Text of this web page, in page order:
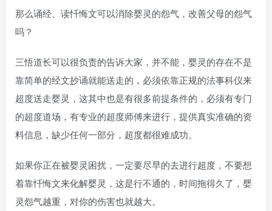
那么诵经、读忏悔文可以消除婴灵的怨气，改善父母的怨气
吗？
三悟道长可以很负责的告诉大家，并不能，婴灵的存在不是
靠简单的经文抄诵就能送走的，必须依靠正规的法事科仪来
超度送走婴灵，这其中也是有很多前提条件的，必须有专门
的超度道场，有专业的超度师傅来进行，提供真实准确的资
料信息，缺少任何一部分，超度都很难成功。
如果你正在被婴灵困扰，一定要尽早的去进行超度，不要想
着靠忏悔文来化解婴灵，这是行不通的，时间拖得久了，婴
灵怨气越重，对你的伤害也就越大。